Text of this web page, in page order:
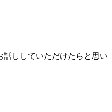
ししていただけたらと思い